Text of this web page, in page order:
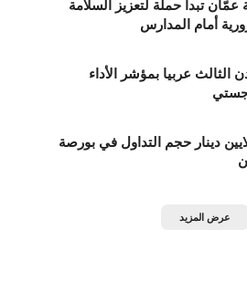
عمّان تبدأ حملة لتعزيز السلامة
أمام المدارس
الثالث عربيا بمؤشر الأداء
دينار حجم التداول في بورصة
عرض المزيد